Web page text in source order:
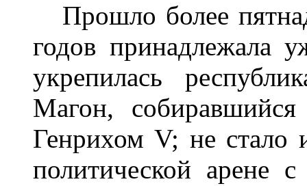
Прошло более
годов принадлежала
укрепилась
Магон,
Генрихом V; не стало
политической арене